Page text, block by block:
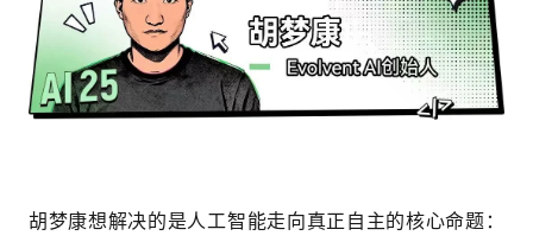
胡梦康想解决的是人工智能走向真正自主的核心命题：